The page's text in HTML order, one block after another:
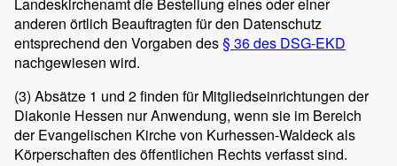
Landeskirchenamt die Bestellung eines oder einer
anderen örtlich Beauftragten für den Datenschutz
entsprechend den Vorgaben des§ 36 des DSG-EKD
nachgewiesen wird.
(3) Absätze 1 und 2 finden für Mitgliedseinrichtungen der
Diakonie Hessen nur Anwendung, wenn sie im Bereich
der Evangelischen Kirche von Kurhessen-Waldeck als
Körperschaften des öffentlichen Rechts verfasst sind.